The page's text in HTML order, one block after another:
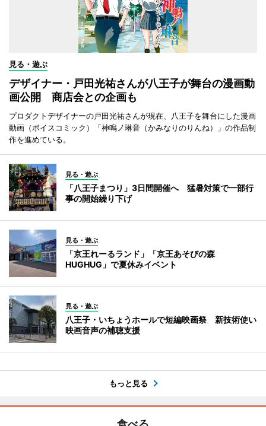
見る・遊ぶ
デザイナー・戸田光祐さんが八王子が舞台の漫画動
画公開 商店会との企画も
プロダクトデザイナーの戸田光祐さんが現在、八王子を舞台にした漫画
動画（ボイスコミック）「神鳴ノ琳音（かみなりのりんね）」の作品制
作を進めている。
見る・遊ぶ
「八王子まつり」3日間開催へ 猛暑対策で一部行
事の開始繰り下げ
見る・遊ぶ
「京王れーるランド」「京王あそびの森
HUGHUG」で夏休みイベント
見る・遊ぶ
八王子・いちょうホールで短編映画祭 新技術使い
映画音声の補聴支援
もっと見る